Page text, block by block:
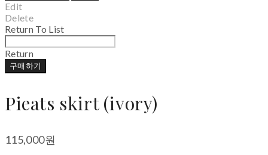
Edit
Delete
Return To List
Return
구매하기
Pieats skirt (ivory)
115,000원